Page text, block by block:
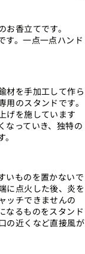
香立てです。
す。一点一点ハンド
材を手加工して作ら
のスタンドです。
げを施しています
なっていき、独特の
いものを置かないで
に点火した後、炎を
ッチできませんの
なるものをスタンド
の近くなど直接風が